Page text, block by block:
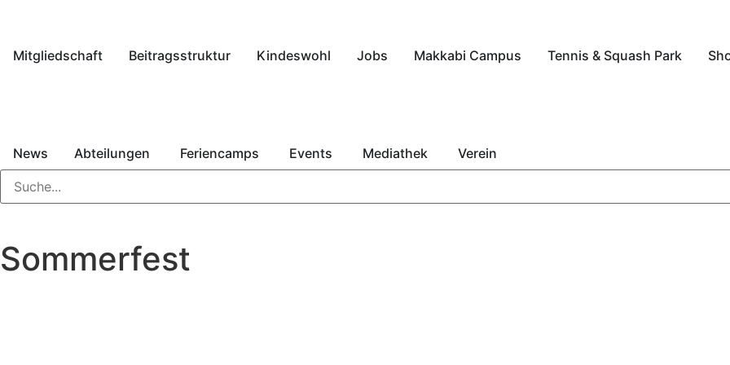
Mitgliedschaft Beitragsstruktur Kindeswohl Jobs Makkabi Campus Tennis & Squash Park
News Abteilungen Feriencamps Events Mediathek Verein
Sommerfest